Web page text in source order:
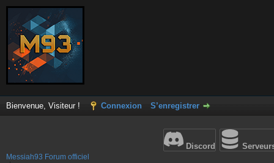
Bienvenue, Visiteur ! Connexion S’enregistrer
Discord
Messiah93 Forum officiel